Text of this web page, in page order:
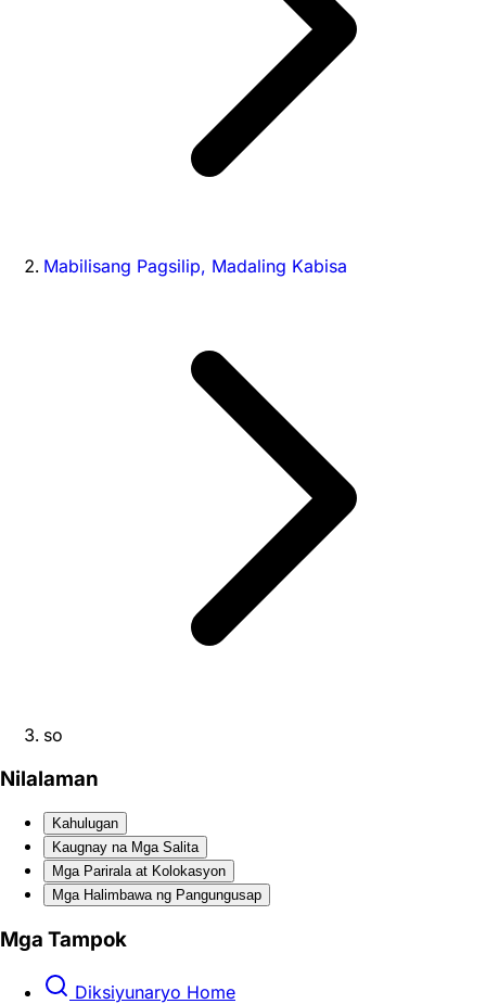
Mabilisang Pagsilip, Madaling Kabisa
so
Nilalaman
Kahulugan
Kaugnay na Mga Salita
Mga Parirala at Kolokasyon
Mga Halimbawa ng Pangungusap
Mga Tampok
Diksiyunaryo Home